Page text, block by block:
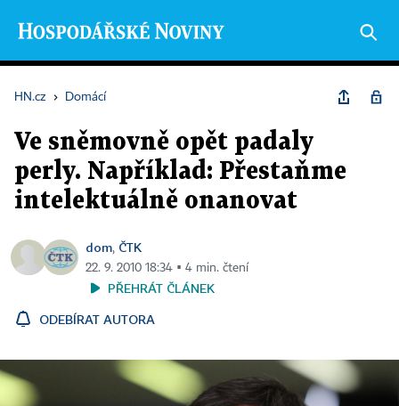
HN.cz › Domácí
Ve sněmovně opět padaly
perly. Například: Přestaňme
intelektuálně onanovat
dom, ČTK
22. 9. 2010 18:34 ▪ 4 min. čtení
PŘEHRÁT ČLÁNEK
ODEBÍRAT AUTORA